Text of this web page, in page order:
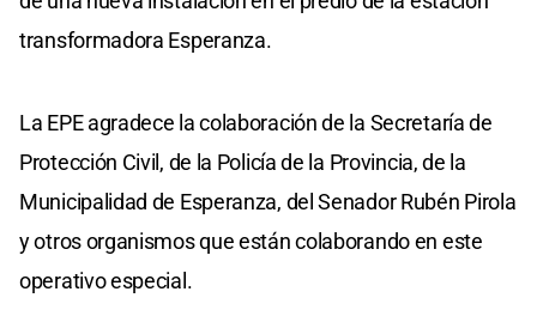
transformadora Esperanza.
La EPE agradece la colaboración de la Secretaría de
Protección Civil, de la Policía de la Provincia, de la
Municipalidad de Esperanza, del Senador Rubén Pirola
y otros organismos que están colaborando en este
operativo especial.